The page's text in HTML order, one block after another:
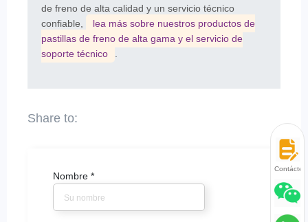
de freno de alta calidad y un servicio técnico
confiable,
lea más sobre nuestros productos de
pastillas de freno de alta gama y el servicio de
soporte técnico
.
Nombre *